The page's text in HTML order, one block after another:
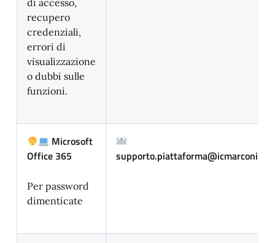
di accesso,
recupero
credenziali,
errori di
visualizzazione
o dubbi sulle
funzioni.
Microsoft
Office 365
Per password
dimenticate